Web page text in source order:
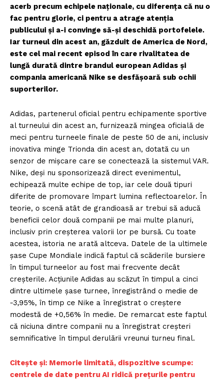
acerb precum echipele naționale, cu diferența că nu o
fac pentru glorie, ci pentru a atrage atenția
publicului și a-i convinge să-și deschidă portofelele.
Iar turneul din acest an, găzduit de America de Nord,
este cel mai recent episod în care rivalitatea de
lungă durată dintre brandul european Adidas și
compania americană Nike se desfășoară sub ochii
suporterilor.
Adidas, partenerul oficial pentru echipamente sportive
al turneului din acest an, furnizează mingea oficială de
meci pentru turneele finale de peste 50 de ani, inclusiv
inovativa minge Trionda din acest an, dotată cu un
senzor de mișcare care se conectează la sistemul VAR.
Nike, deși nu sponsorizează direct evenimentul,
echipează multe echipe de top, iar cele două tipuri
diferite de promovare împart lumina reflectoarelor. În
teorie, o scenă atât de grandioasă ar trebui să aducă
beneficii celor două companii pe mai multe planuri,
inclusiv prin creșterea valorii lor pe bursă. Cu toate
acestea, istoria ne arată altceva. Datele de la ultimele
șase Cupe Mondiale indică faptul că scăderile bursiere
în timpul turneelor au fost mai frecvente decât
creșterile. Acțiunile Adidas au scăzut în timpul a cinci
dintre ultimele șase turnee, înregistrând o medie de
-3,95%, în timp ce Nike a înregistrat o creștere
modestă de +0,56% în medie. De remarcat este faptul
că niciuna dintre companii nu a înregistrat creșteri
semnificative în timpul derulării vreunui turneu final.
Citește și: Memorie limitată, dispozitive scumpe:
centrele de date pentru AI ridică prețurile pentru